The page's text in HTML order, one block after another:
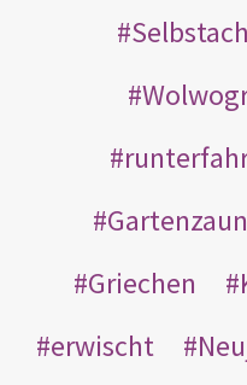
Gartenzaun
Griechen
erwischt